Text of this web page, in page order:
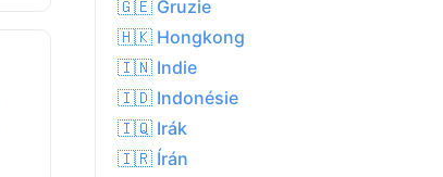
🇬🇪 Gruzie
🇭🇰 Hongkong
🇮🇳 Indie
🇮🇩 Indonésie
🇮🇶 Irák
🇮🇷 Írán